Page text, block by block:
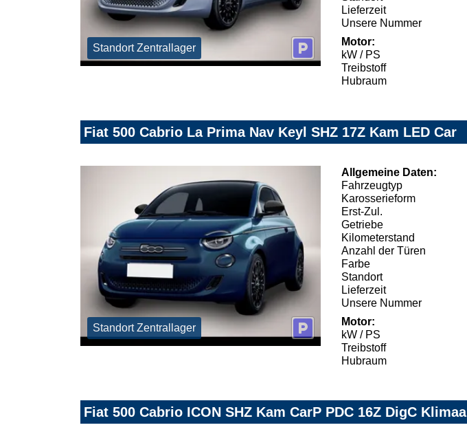
Standort Zentrallager
Lieferzeit
Unsere Nummer
Motor:
kW / PS
Treibstoff
Hubraum
Fiat 500 Cabrio La Prima Nav Keyl SHZ 17Z Kam LED Car
Standort Zentrallager
Allgemeine Daten:
Fahrzeugtyp
Karosserieform
Erst-Zul.
Getriebe
Kilometerstand
Anzahl der Türen
Farbe
Standort
Lieferzeit
Unsere Nummer
Motor:
kW / PS
Treibstoff
Hubraum
Fiat 500 Cabrio ICON SHZ Kam CarP PDC 16Z DigC Klimaa